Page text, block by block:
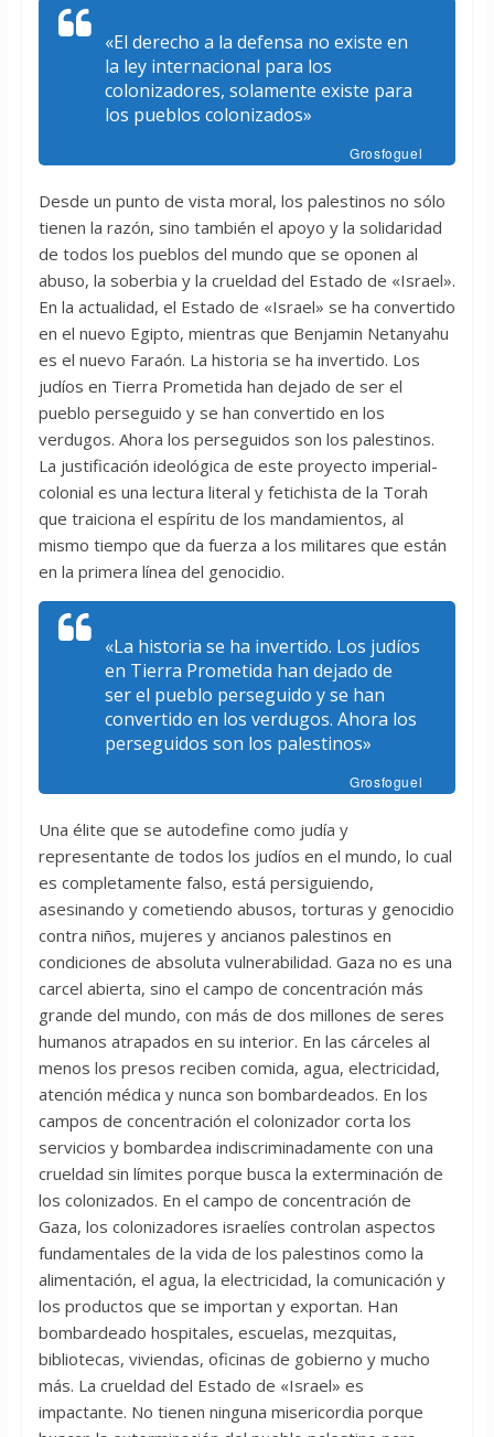
«El derecho a la defensa no existe en
la ley internacional para los
colonizadores, solamente existe para
los pueblos colonizados»
Grosfoguel
Desde un punto de vista moral, los palestinos no sólo
tienen la razón, sino también el apoyo y la solidaridad
de todos los pueblos del mundo que se oponen al
abuso, la soberbia y la crueldad del Estado de «Israel».
En la actualidad, el Estado de «Israel» se ha convertido
en el nuevo Egipto, mientras que Benjamin Netanyahu
es el nuevo Faraón. La historia se ha invertido. Los
judíos en Tierra Prometida han dejado de ser el
pueblo perseguido y se han convertido en los
verdugos. Ahora los perseguidos son los palestinos.
La justificación ideológica de este proyecto imperial-
colonial es una lectura literal y fetichista de la Torah
que traiciona el espíritu de los mandamientos, al
mismo tiempo que da fuerza a los militares que están
en la primera línea del genocidio.
«La historia se ha invertido. Los judíos
en Tierra Prometida han dejado de
ser el pueblo perseguido y se han
convertido en los verdugos. Ahora los
perseguidos son los palestinos»
Grosfoguel
Una élite que se autodefine como judía y
representante de todos los judíos en el mundo, lo cual
es completamente falso, está persiguiendo,
asesinando y cometiendo abusos, torturas y genocidio
contra niños, mujeres y ancianos palestinos en
condiciones de absoluta vulnerabilidad. Gaza no es una
carcel abierta, sino el campo de concentración más
grande del mundo, con más de dos millones de seres
humanos atrapados en su interior. En las cárceles al
menos los presos reciben comida, agua, electricidad,
atención médica y nunca son bombardeados. En los
campos de concentración el colonizador corta los
servicios y bombardea indiscriminadamente con una
crueldad sin límites porque busca la exterminación de
los colonizados. En el campo de concentración de
Gaza, los colonizadores israelíes controlan aspectos
fundamentales de la vida de los palestinos como la
alimentación, el agua, la electricidad, la comunicación y
los productos que se importan y exportan. Han
bombardeado hospitales, escuelas, mezquitas,
bibliotecas, viviendas, oficinas de gobierno y mucho
más. La crueldad del Estado de «Israel» es
impactante. No tienen ninguna misericordia porque